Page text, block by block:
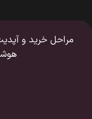
مراحل خرید و